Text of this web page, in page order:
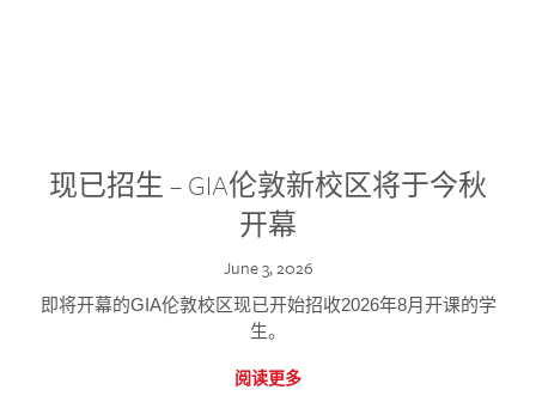
现已招生 – GIA伦敦新校区将于今秋
开幕
June 3, 2026
即将开幕的GIA伦敦校区现已开始招收2026年8月开课的学
生。
阅读更多